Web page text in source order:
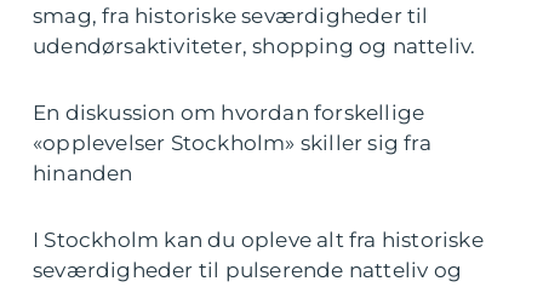
smag, fra historiske seværdigheder til
udendørsaktiviteter, shopping og natteliv.
En diskussion om hvordan forskellige
«opplevelser Stockholm» skiller sig fra
hinanden
I Stockholm kan du opleve alt fra historiske
seværdigheder til pulserende natteliv og